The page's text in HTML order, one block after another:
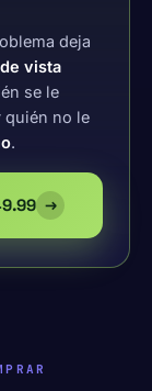
deja
vista
se le
quién no le
.
→